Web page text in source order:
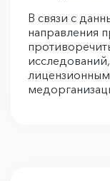
В связи с
направления